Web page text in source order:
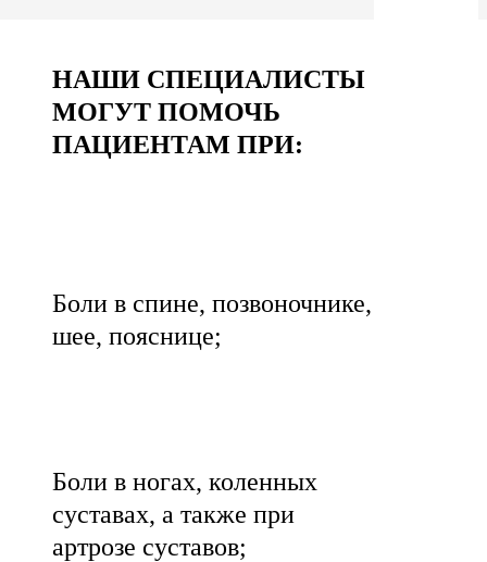
НАШИ СПЕЦИАЛИСТЫ
МОГУТ ПОМОЧЬ
ПАЦИЕНТАМ ПРИ:
Боли в спине, позвоночнике,
шее, пояснице;
Боли в ногах, коленных
суставах, а также при
артрозе суставов;